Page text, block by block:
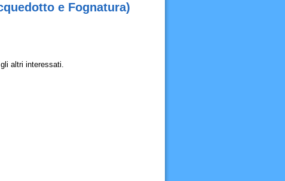
e Fognatura)
altri interessati.